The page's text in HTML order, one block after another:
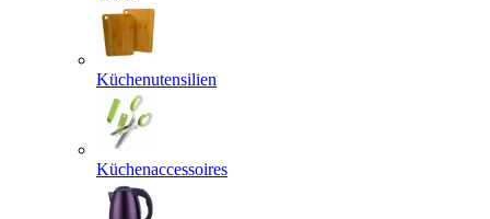
Küchenutensilien
Küchenaccessoires